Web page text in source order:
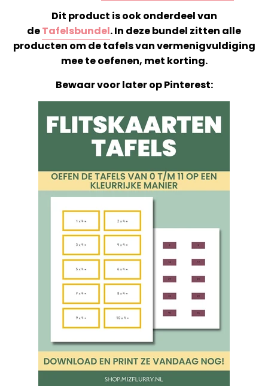
Dit product is ook onderdeel van
deTafelsbundel. In deze bundel zitten alle
producten om de tafels van vermenigvuldiging
mee te oefenen, met korting.
Bewaar voor later op Pinterest: